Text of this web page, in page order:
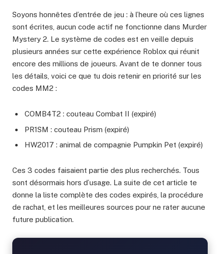
Soyons honnêtes d’entrée de jeu : à l’heure où ces lignes
sont écrites, aucun code actif ne fonctionne dans Murder
Mystery 2. Le système de codes est en veille depuis
plusieurs années sur cette expérience Roblox qui réunit
encore des millions de joueurs. Avant de te donner tous
les détails, voici ce que tu dois retenir en priorité sur les
codes MM2 :
COMB4T2 : couteau Combat II (expiré)
PR1SM : couteau Prism (expiré)
HW2017 : animal de compagnie Pumpkin Pet (expiré)
Ces 3 codes faisaient partie des plus recherchés. Tous
sont désormais hors d’usage. La suite de cet article te
donne la liste complète des codes expirés, la procédure
de rachat, et les meilleures sources pour ne rater aucune
future publication.